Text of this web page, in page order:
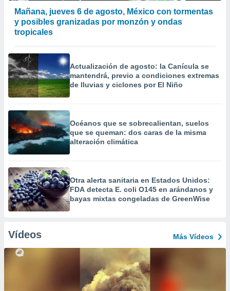
Mañana, jueves 6 de agosto, México con tormentas
y posibles granizadas por monzón y ondas
tropicales
Actualización de agosto: la Canícula se
mantendrá, previo a condiciones extremas
de lluvias y ciclones por El Niño
Océanos que se sobrecalientan, suelos
que se queman: dos caras de la misma
alteración climática
Otra alerta sanitaria en Estados Unidos:
FDA detecta E. coli O145 en arándanos y
bayas mixtas congeladas de GreenWise
Vídeos Más Vídeos